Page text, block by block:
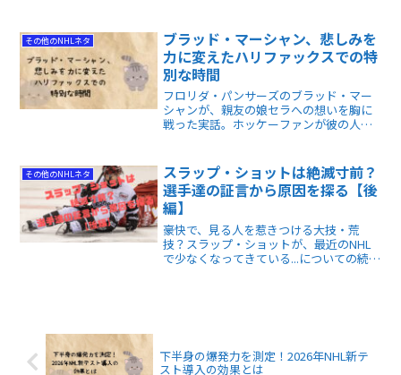
あるゲーム、今回の新仕様も素晴らしい
ものばかりです。
その他のNHLネタ
ブラッド・マーシャン、悲しみを
力に変えたハリファックスでの特
別な時間
フロリダ・パンサーズのブラッド・マー
シャンが、親友の娘セラへの想いを胸に
戦った実話。ホッケーファンが彼の人間
その他のNHLネタ
スラップ・ショットは絶滅寸前？
選手達の証言から原因を探る【後
編】
豪快で、見る人を惹きつける大技・荒
技？スラップ・ショットが、最近のNHL
で少なくなってきている...についての続編
下半身の爆発力を測定！2026年NHL新テ
スト導入の効果とは